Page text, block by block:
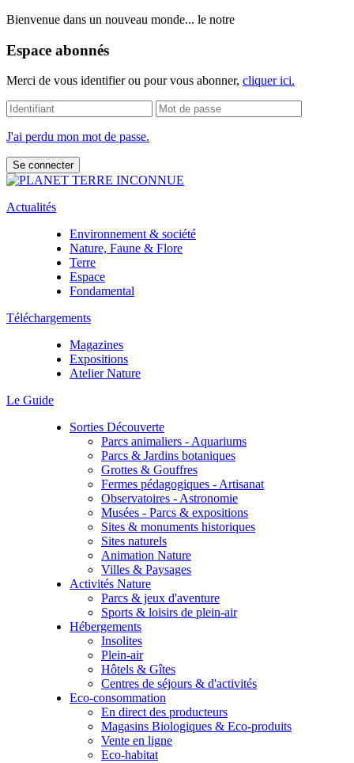
Bienvenue dans un nouveau monde... le notre
Espace abonnés
Merci de vous identifier ou pour vous abonner, cliquer ici.
J'ai perdu mon mot de passe.
Actualités
Environnement & société
Nature, Faune & Flore
Terre
Espace
Fondamental
Téléchargements
Magazines
Expositions
Atelier Nature
Le Guide
Sorties Découverte
Parcs animaliers - Aquariums
Parcs & Jardins botaniques
Grottes & Gouffres
Fermes pédagogiques - Artisanat
Observatoires - Astronomie
Musées - Parcs & expositions
Sites & monuments historiques
Sites naturels
Animation Nature
Villes & Paysages
Activités Nature
Parcs & jeux d'aventure
Sports & loisirs de plein-air
Hébergements
Insolites
Plein-air
Hôtels & Gîtes
Centres de séjours & d'activités
Eco-consommation
En direct des producteurs
Magasins Biologiques & Eco-produits
Vente en ligne
Eco-habitat